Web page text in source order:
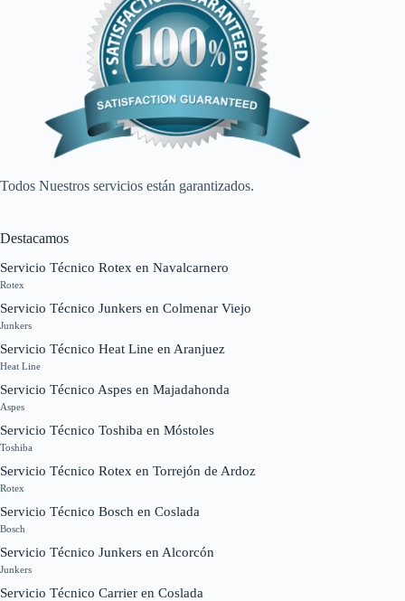
Todos Nuestros servicios están garantizados.
Destacamos
Servicio Técnico Rotex en Navalcarnero
Rotex
Servicio Técnico Junkers en Colmenar Viejo
Junkers
Servicio Técnico Heat Line en Aranjuez
Heat Line
Servicio Técnico Aspes en Majadahonda
Aspes
Servicio Técnico Toshiba en Móstoles
Toshiba
Servicio Técnico Rotex en Torrejón de Ardoz
Rotex
Servicio Técnico Bosch en Coslada
Bosch
Servicio Técnico Junkers en Alcorcón
Junkers
Servicio Técnico Carrier en Coslada